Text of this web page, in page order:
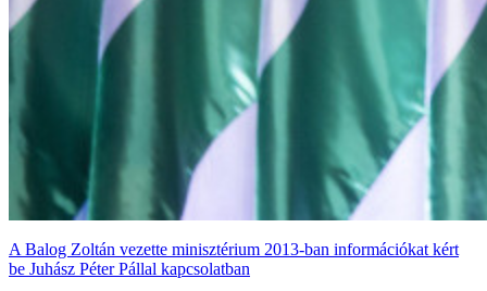
A Balog Zoltán vezette minisztérium 2013-ban információkat kért
be Juhász Péter Pállal kapcsolatban